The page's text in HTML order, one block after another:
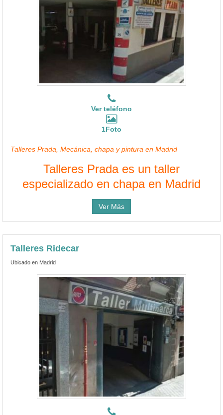
Ver teléfono
1Foto
Talleres Prada, Mecánica, chapa y pintura en Madrid
Talleres Prada es un taller
especializado en chapa en Madrid
Ver Más
Talleres Ridecar
Ubicado en Madrid